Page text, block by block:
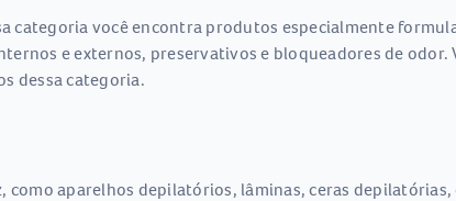
categoria você encontra produtos especialmente
e externos, preservativos e bloqueadores de odor.
dessa categoria.
aparelhos depilatórios, lâminas, ceras